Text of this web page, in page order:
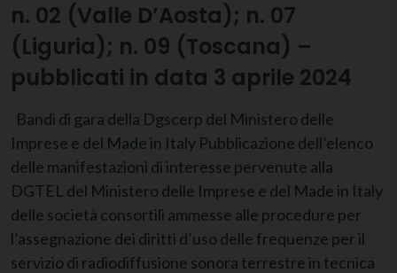
n. 02 (Valle D’Aosta); n. 07
(Liguria); n. 09 (Toscana) –
pubblicati in data 3 aprile 2024
Bandi di gara della Dgscerp del Ministero delle
Imprese e del Made in Italy Pubblicazione dell’elenco
delle manifestazioni di interesse pervenute alla
DGTEL del Ministero delle Imprese e del Made in Italy
delle società consortili ammesse alle procedure per
l’assegnazione dei diritti d’uso delle frequenze per il
servizio di radiodiffusione sonora terrestre in tecnica